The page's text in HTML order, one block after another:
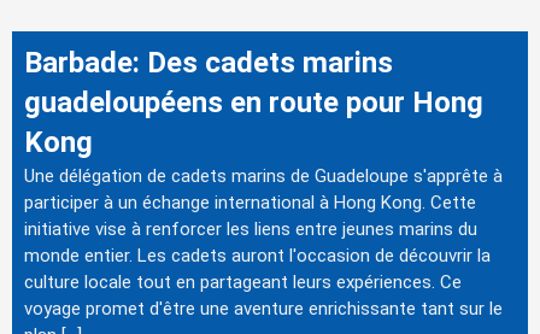
Barbade: Des cadets marins
guadeloupéens en route pour Hong
Kong
Une délégation de cadets marins de Guadeloupe s'apprête à
participer à un échange international à Hong Kong. Cette
initiative vise à renforcer les liens entre jeunes marins du
monde entier. Les cadets auront l'occasion de découvrir la
culture locale tout en partageant leurs expériences. Ce
voyage promet d'être une aventure enrichissante tant sur le